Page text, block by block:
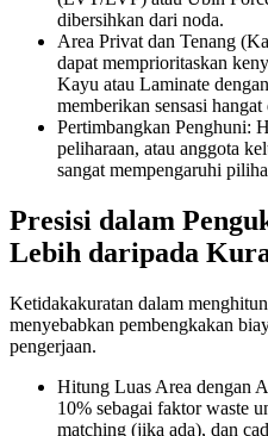
dibersihkan dari noda.
Area Privat dan Tenang
dapat memprioritaskan
Kayu atau Laminate
memberikan sensasi
Pertimbangkan Penghuni:
peliharaan, atau anggota
sangat mempengaruhi
Presisi dalam
Lebih daripada
Ketidakakuratan dalam
menyebabkan pembengkakan
pengerjaan.
Hitung Luas Area dengan
10% sebagai faktor waste
matching (jika ada), dan